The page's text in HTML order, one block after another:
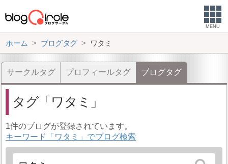
MENU
ホーム ブログタグ ワタミ
サークルタグ プロフィールタグ ブログタグ
タグ ワタミ
1件のブログが登録されています。
キーワード「ワタミ」でブログ検索